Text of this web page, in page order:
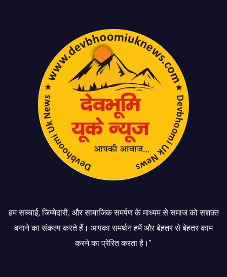
हम सच्चाई, जिम्मेदारी, और सामाजिक समर्पण के माध्यम से समाज को सशक्त
बनाने का संकल्प करते हैं। आपका समर्थन हमें और बेहतर से बेहतर काम
करने का प्रेरित करता है।"